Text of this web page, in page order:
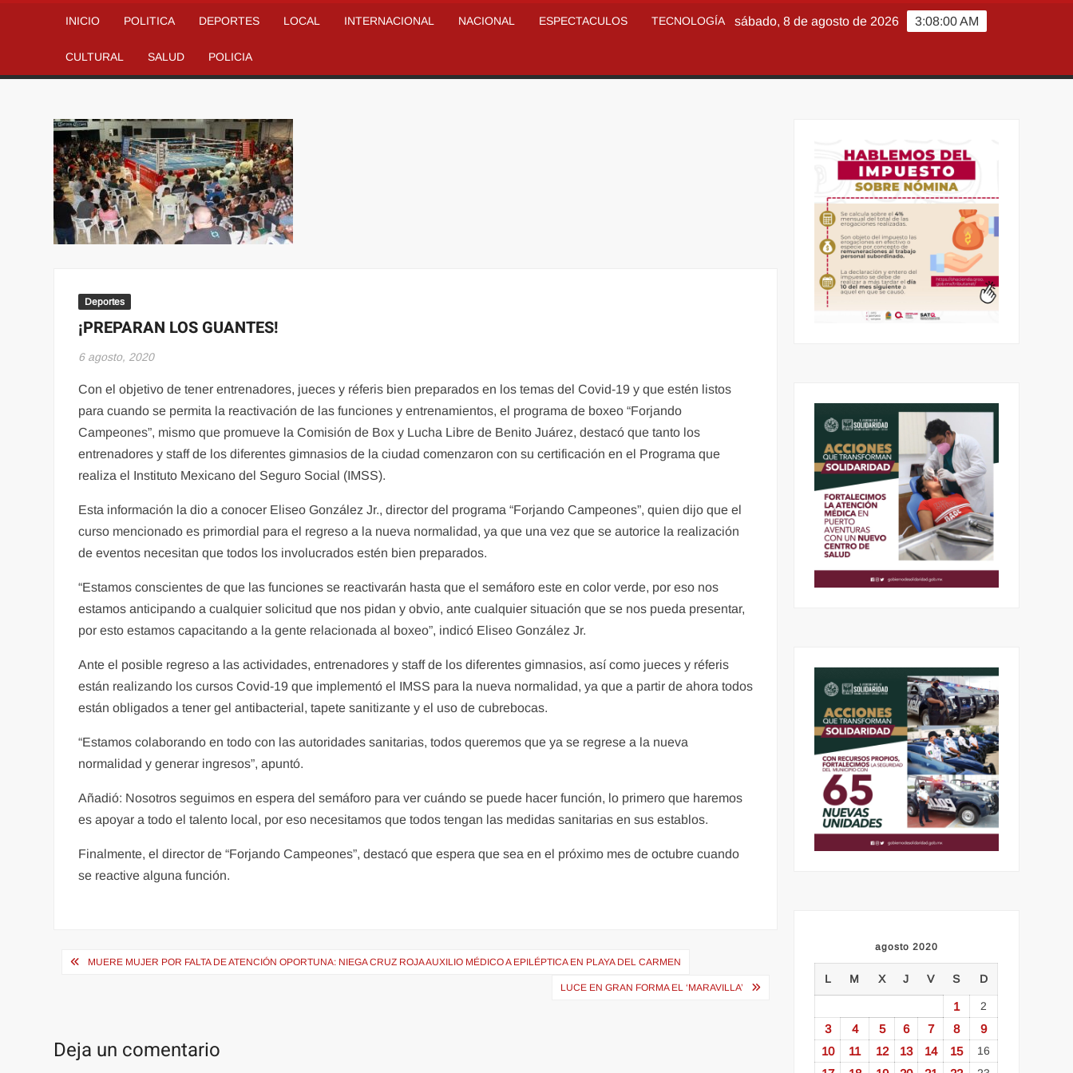
INICIO POLITICA DEPORTES LOCAL INTERNACIONAL NACIONAL ESPECTACULOS TECNOLOGÍA
CULTURAL SALUD POLICIA
3:08:01 AM
sábado, 8 de agosto de 2026
Deportes
¡PREPARAN LOS GUANTES!
6 agosto, 2020
Con el objetivo de tener entrenadores, jueces y réferis bien preparados en los temas del Covid-19 y que estén listos
para cuando se permita la reactivación de las funciones y entrenamientos, el programa de boxeo “Forjando
Campeones”, mismo que promueve la Comisión de Box y Lucha Libre de Benito Juárez, destacó que tanto los
entrenadores y staff de los diferentes gimnasios de la ciudad comenzaron con su certificación en el Programa que
realiza el Instituto Mexicano del Seguro Social (IMSS).
Esta información la dio a conocer Eliseo González Jr., director del programa “Forjando Campeones”, quien dijo que el
curso mencionado es primordial para el regreso a la nueva normalidad, ya que una vez que se autorice la realización
de eventos necesitan que todos los involucrados estén bien preparados.
“Estamos conscientes de que las funciones se reactivarán hasta que el semáforo este en color verde, por eso nos
estamos anticipando a cualquier solicitud que nos pidan y obvio, ante cualquier situación que se nos pueda presentar,
por esto estamos capacitando a la gente relacionada al boxeo”, indicó Eliseo González Jr.
Ante el posible regreso a las actividades, entrenadores y staff de los diferentes gimnasios, así como jueces y réferis
están realizando los cursos Covid-19 que implementó el IMSS para la nueva normalidad, ya que a partir de ahora todos
están obligados a tener gel antibacterial, tapete sanitizante y el uso de cubrebocas.
“Estamos colaborando en todo con las autoridades sanitarias, todos queremos que ya se regrese a la nueva
normalidad y generar ingresos”, apuntó.
Añadió: Nosotros seguimos en espera del semáforo para ver cuándo se puede hacer función, lo primero que haremos
es apoyar a todo el talento local, por eso necesitamos que todos tengan las medidas sanitarias en sus establos.
Finalmente, el director de “Forjando Campeones”, destacó que espera que sea en el próximo mes de octubre cuando
se reactive alguna función.
Navegación
MUERE MUJER POR FALTA DE ATENCIÓN OPORTUNA: NIEGA CRUZ ROJA AUXILIO MÉDICO A EPILÉPTICA EN PLAYA DEL CARMEN
LUCE EN GRAN FORMA EL ‘MARAVILLA’
Deja un comentario
agosto 2020
L M X J V S D
1 2
3 4 5 6 7 8
9
10
11 12 13 14 15 16